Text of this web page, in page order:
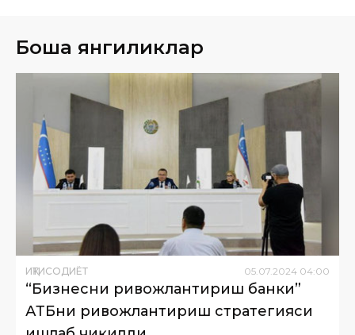
Бошқа янгиликлар
ИҚТИСОДИЁТ 05 07 2024 04:00
“Бизнесни ривожлантириш банки”
АТБни ривожлантириш стратегияси